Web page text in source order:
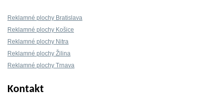
Reklamné plochy Bratislava
Reklamné plochy Košice
Reklamné plochy Nitra
Reklamné plochy Žilina
Reklamné plochy Trnava
Kontakt